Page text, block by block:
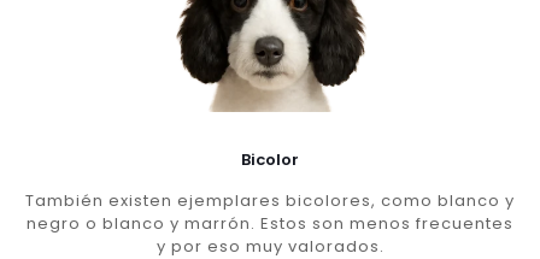
Bicolor
También existen ejemplares bicolores, como blanco y
negro o blanco y marrón. Estos son menos frecuentes
y por eso muy valorados.